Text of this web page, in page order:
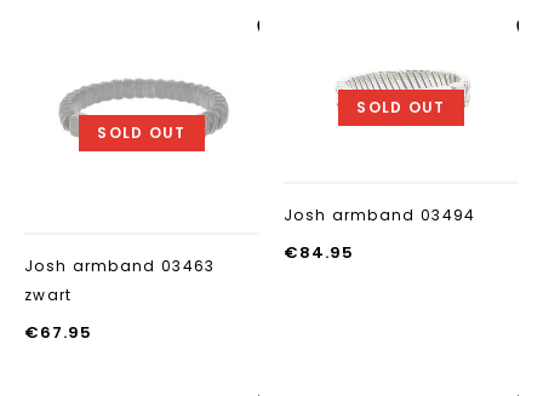
SOLD OUT
Josh armband 03463
zwart
€67.95
SOLD OUT
Josh armband 03494
€84.95